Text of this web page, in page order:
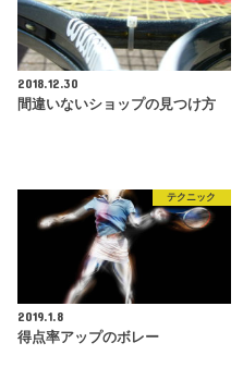
2018.12.30
間違いないショップの見つけ方
テクニック
2019.1.8
得点率アップのボレー